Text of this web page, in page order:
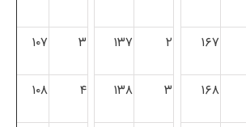
۱۶۷ ۲ ۱۳۷ ۳ ۱۰۷
۱۶۸ ۳ ۱۳۸ ۴ ۱۰۸